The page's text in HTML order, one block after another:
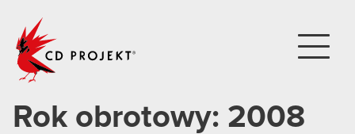
Rok obrotowy: 2008